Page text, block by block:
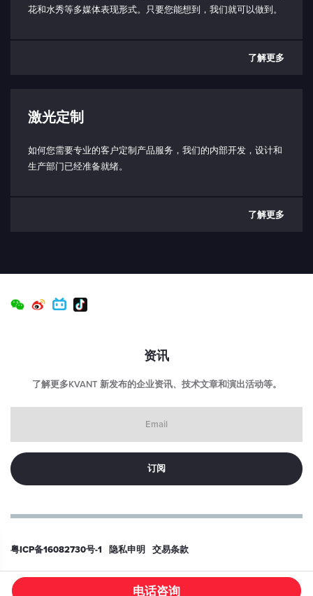
工作底板温度范围：
（-10） - 80°C
防护等级（仅限激光头）：
IP64 防护等级
USB-C（仅限激光头端口）
激光头重量：
53 x 29 x 36 毫米（不含连接器）
控制箱重量：
40 克
/PRODUCT/445NM-1-5W-KVANT-LASER-MODULE
花和水秀等多媒体表现形式。只要您能想到，我们就可以做到。
了解更多
激光定制
如何您需要专业的客户定制产品服务，我们的内部开发，设计和
生产部门已经准备就绪。
了解更多
资讯
了解更多KVANT 新发布的企业资讯、技术文章和演出活动等。
粤ICP备16082730号-1 隐私申明 交易条款
© 2026东莞科旺特激光科技有限公司
电话咨询